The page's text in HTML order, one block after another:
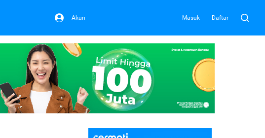
Akun Masuk Daftar